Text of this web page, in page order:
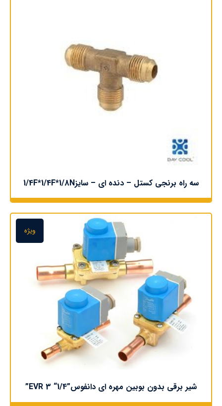
سه راه برنجی کستل – دنده ای – سایز1/4F*1/4F*1/8N
ویژه
شیر برقی بدون بوبین مهره ای دانفوس”EVR 3 “1/4”